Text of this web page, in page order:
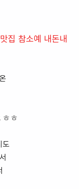
집 참소예 내돈내
ㅎㅎ
도